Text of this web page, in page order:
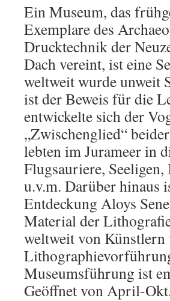
Ein Museum, das
Exemplare des
Drucktechnik der
Dach vereint, ist eine
weltweit wurde unweit
ist der Beweis für die
entwickelte sich der
„Zwischenglied“
lebten im Jurameer in
Flugsauriere, Seeligen,
u.v.m. Darüber hinaus
Entdeckung Aloys
Material der
weltweit von Künstlern
Museumsführung ist
Geöffnet von April-